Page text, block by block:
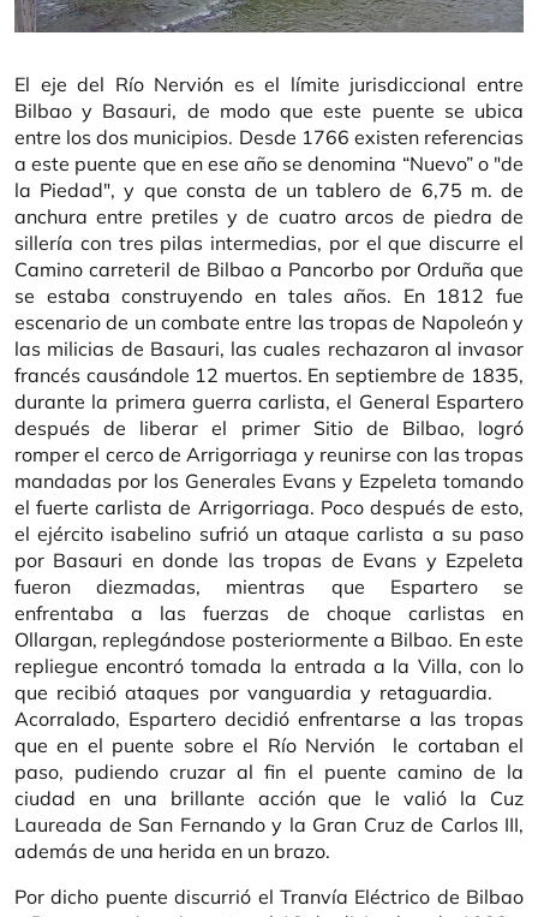
El eje del Río Nervión es el límite jurisdiccional entre
Bilbao y Basauri, de modo que este puente se ubica
entre los dos municipios. Desde 1766 existen referencias
a este puente que en ese año se denomina “Nuevo” o "de
la Piedad", y que consta de un tablero de 6,75 m. de
anchura entre pretiles y de cuatro arcos de piedra de
sillería con tres pilas intermedias, por el que discurre el
Camino carreteril de Bilbao a Pancorbo por Orduña que
se estaba construyendo en tales años. En 1812 fue
escenario de un combate entre las tropas de Napoleón y
las milicias de Basauri, las cuales rechazaron al invasor
francés causándole 12 muertos. En septiembre de 1835,
durante la primera guerra carlista, el General Espartero
después de liberar el primer Sitio de Bilbao, logró
romper el cerco de Arrigorriaga y reunirse con las tropas
mandadas por los Generales Evans y Ezpeleta tomando
el fuerte carlista de Arrigorriaga. Poco después de esto,
el ejército isabelino sufrió un ataque carlista a su paso
por Basauri en donde las tropas de Evans y Ezpeleta
fueron diezmadas, mientras que Espartero se
enfrentaba a las fuerzas de choque carlistas en
Ollargan, replegándose posteriormente a Bilbao. En este
repliegue encontró tomada la entrada a la Villa, con lo
que recibió ataques por vanguardia y retaguardia.
Acorralado, Espartero decidió enfrentarse a las tropas
que en el puente sobre el Río Nervión le cortaban el
paso, pudiendo cruzar al fin el puente camino de la
ciudad en una brillante acción que le valió la Cuz
Laureada de San Fernando y la Gran Cruz de Carlos III,
además de una herida en un brazo.
Por dicho puente discurrió el Tranvía Eléctrico de Bilbao